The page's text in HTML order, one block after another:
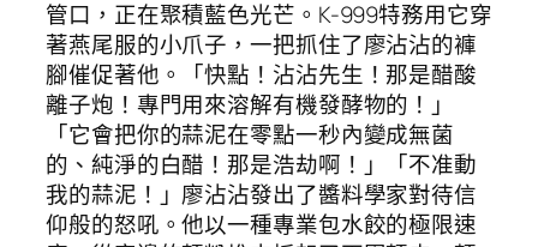
管口，正在聚積藍色光芒。K-999特務用它穿
著燕尾服的小爪子，一把抓住了廖沾沾的褲
腳催促著他。「快點！沾沾先生！那是醋酸
離子炮！專門用來溶解有機發酵物的！」
「它會把你的蒜泥在零點一秒內變成無菌
的、純淨的白醋！那是浩劫啊！」「不准動
我的蒜泥！」廖沾沾發出了醬料學家對待信
仰般的怒吼。他以一種專業包水餃的極限速